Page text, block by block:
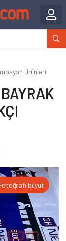
Ürünleri
büyüt